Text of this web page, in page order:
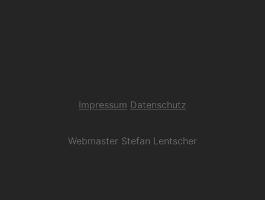
Impressum Datenschutz
Webmaster Stefan Lentscher